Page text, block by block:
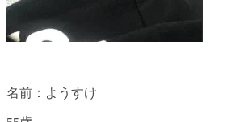
名前：ようすけ